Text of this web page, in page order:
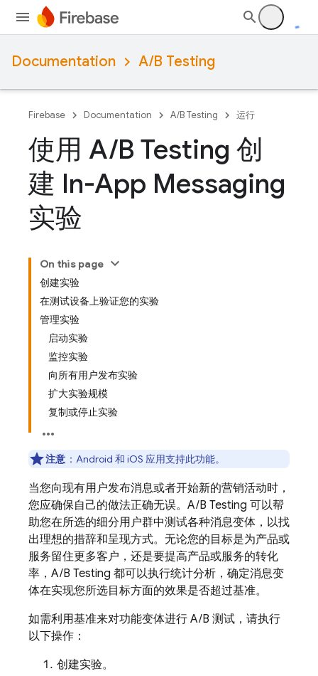
Documentation A/B Testing
Firebase Documentation A/B Testing 运行
使用 A/B Testing 创
建 In-App Messaging
实验
On this page
创建实验
在测试设备上验证您的实验
管理实验
启动实验
监控实验
向所有用户发布实验
扩大实验规模
复制或停止实验
注意 ： Android 和 iOS 应用支持此功能。
当您向现有用户发布消息或者开始新的营销活动时，
您应确保自己的做法正确无误。A/B Testing 可以帮
助您在所选的细分用户群中测试各种消息变体，以找
出理想的措辞和呈现方式。无论您的目标是为产品或
服务留住更多客户，还是要提高产品或服务的转化
率，A/B Testing 都可以执行统计分析，确定消息变
体在实现您所选目标方面的效果是否超过基准。
如需利用基准来对功能变体进行 A/B 测试，请执行
以下操作：
创建实验。